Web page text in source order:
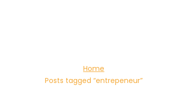
Home
Posts tagged “entrepeneur”